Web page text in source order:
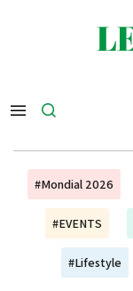
#Mondial 2026
#EVENTS
#Lifestyle